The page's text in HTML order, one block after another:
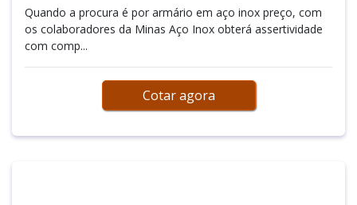
Quando a procura é por armário em aço inox preço, com
os colaboradores da Minas Aço Inox obterá assertividade
com comp...
Cotar agora